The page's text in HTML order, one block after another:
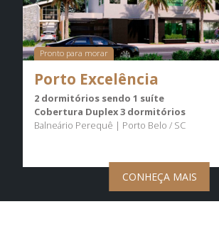
Pronto para morar
Porto Excelência
2 dormitórios sendo 1 suíte
Cobertura Duplex 3 dormitórios
Balneário Perequê | Porto Belo / SC
CONHEÇA MAIS